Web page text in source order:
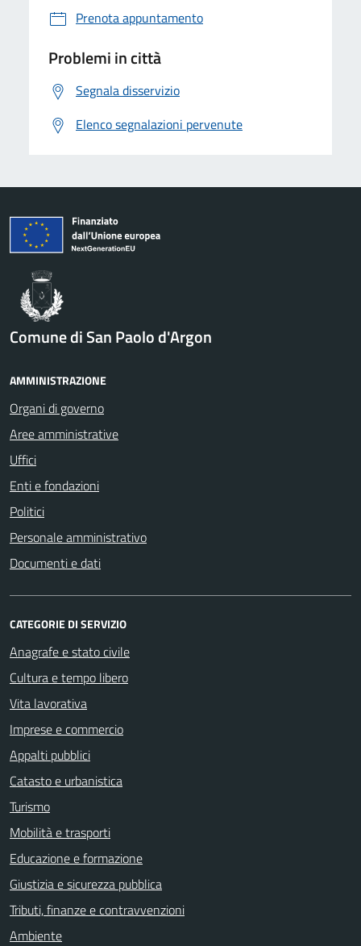
Prenota appuntamento
Problemi in città
Segnala disservizio
Elenco segnalazioni pervenute
Comune di San Paolo d'Argon
AMMINISTRAZIONE
Organi di governo
Aree amministrative
Uffici
Enti e fondazioni
Politici
Personale amministrativo
Documenti e dati
CATEGORIE DI SERVIZIO
Anagrafe e stato civile
Cultura e tempo libero
Vita lavorativa
Imprese e commercio
Appalti pubblici
Catasto e urbanistica
Turismo
Mobilità e trasporti
Educazione e formazione
Giustizia e sicurezza pubblica
Tributi, finanze e contravvenzioni
Ambiente